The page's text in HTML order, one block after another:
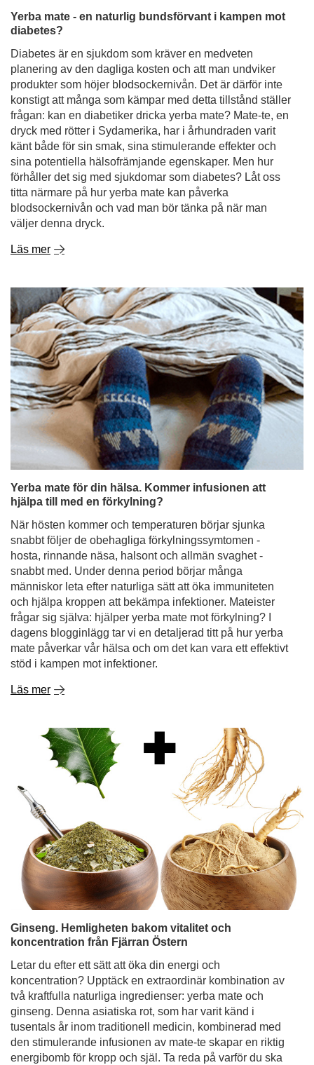
Yerba mate - en naturlig bundsförvant i kampen mot
diabetes?
Diabetes är en sjukdom som kräver en medveten
planering av den dagliga kosten och att man undviker
produkter som höjer blodsockernivån. Det är därför inte
konstigt att många som kämpar med detta tillstånd ställer
frågan: kan en diabetiker dricka yerba mate? Mate-te, en
dryck med rötter i Sydamerika, har i århundraden varit
känt både för sin smak, sina stimulerande effekter och
sina potentiella hälsofrämjande egenskaper. Men hur
förhåller det sig med sjukdomar som diabetes? Låt oss
titta närmare på hur yerba mate kan påverka
blodsockernivån och vad man bör tänka på när man
väljer denna dryck.
Läs mer
Yerba mate för din hälsa. Kommer infusionen att
hjälpa till med en förkylning?
När hösten kommer och temperaturen börjar sjunka
snabbt följer de obehagliga förkylningssymtomen -
hosta, rinnande näsa, halsont och allmän svaghet -
snabbt med. Under denna period börjar många
människor leta efter naturliga sätt att öka immuniteten
och hjälpa kroppen att bekämpa infektioner. Mateister
frågar sig själva: hjälper yerba mate mot förkylning? I
dagens blogginlägg tar vi en detaljerad titt på hur yerba
mate påverkar vår hälsa och om det kan vara ett effektivt
stöd i kampen mot infektioner.
Läs mer
Ginseng. Hemligheten bakom vitalitet och
koncentration från Fjärran Östern
Letar du efter ett sätt att öka din energi och
koncentration? Upptäck en extraordinär kombination av
två kraftfulla naturliga ingredienser: yerba mate och
ginseng. Denna asiatiska rot, som har varit känd i
tusentals år inom traditionell medicin, kombinerad med
den stimulerande infusionen av mate-te skapar en riktig
energibomb för kropp och själ. Ta reda på varför du ska